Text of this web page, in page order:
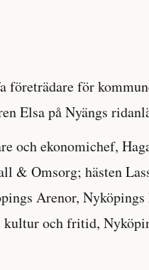
företrädare för
Elsa på Nyängs
och ekonomichef,
& Omsorg; hästen
Arenor, Nyköpings
och fritid,